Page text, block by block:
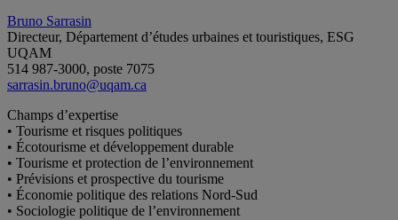
Bruno Sarrasin
Directeur, Département d’études urbaines et touristiques, ESG
UQAM
514 987-3000, poste 7075
sarrasin.bruno@uqam.ca
Champs d’expertise
• Tourisme et risques politiques
• Écotourisme et développement durable
• Tourisme et protection de l’environnement
• Prévisions et prospective du tourisme
• Économie politique des relations Nord-Sud
• Sociologie politique de l’environnement